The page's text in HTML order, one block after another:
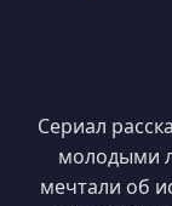
Сериал
молодыми
мечтали об